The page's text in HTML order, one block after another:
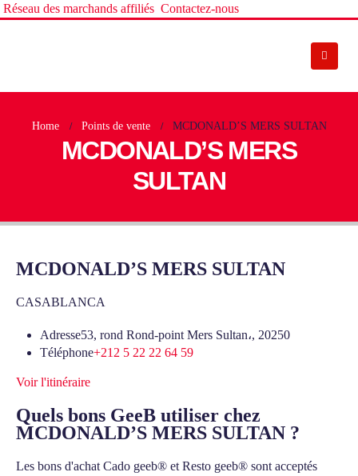
Réseau des marchands affiliés Contactez-nous
Home Points de vente MCDONALD’S MERS SULTAN
MCDONALD’S MERS
SULTAN
MCDONALD’S MERS SULTAN
CASABLANCA
Adresse53, rond Rond-point Mers Sultan،, 20250
Téléphone+212 5 22 22 64 59
Voir l'itinéraire
Quels bons GeeB utiliser chez
MCDONALD’S MERS SULTAN ?
Les bons d'achat Cado geeb® et Resto geeb® sont acceptés